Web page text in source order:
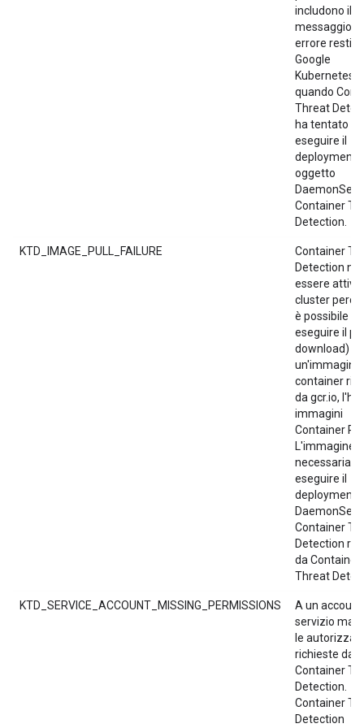
includono il
messaggio di
errore
Google
Kubernetes
quando
Threat
ha tentato di
eseguire il
deployment
oggetto
DaemonSet
Container
Detection.
KTD_IMAGE_PULL_FAILURE
Container
Detection
essere
cluster
è possibile
eseguire il
download) di
un'immagine
container
da gcr.io,
immagini
Container
L'immagine è
necessaria
eseguire il
deployment
DaemonSet
Container
Detection
da Container
Threat
KTD_SERVICE_ACCOUNT_MISSING_PERMISSIONS
A un account
servizio
le
richieste da
Container
Detection.
Container
Detection